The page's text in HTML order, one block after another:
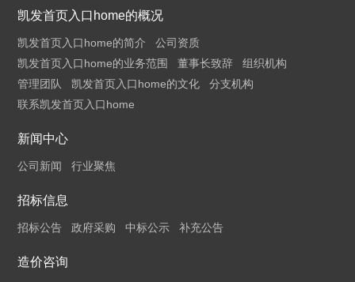
凯发首页入口home的概况
凯发首页入口home的简介
公司资质
凯发首页入口home的业务范围
董事长致辞
组织机构
管理团队
凯发首页入口home的文化
分支机构
联系凯发首页入口home
新闻中心
公司新闻 行业聚焦
招标信息
招标公告 政府采购 中标公示 补充公告
造价咨询